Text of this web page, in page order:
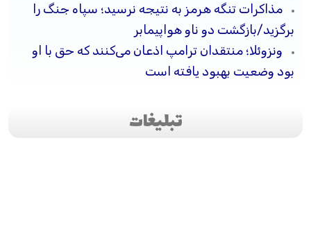
مذاکرات تنگه هرمز به نتیجه نرسید؛ سپاه جنگ را
برگزید/بازگشت دو ناو هواپیمابر
ونزوئلا؛ منتقدان ترامپ اذعان می‌کنند که حق با او
بود وضعیت بهبود یافته است
تبلیغات